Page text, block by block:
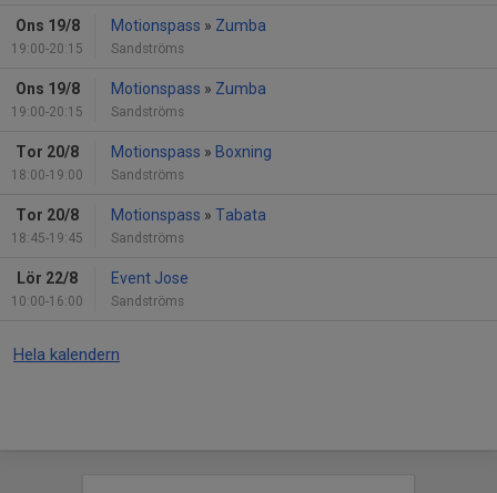
Ons 19/8
19:00-20:15
Motionspass » Zumba
Sandströms
Ons 19/8
19:00-20:15
Motionspass » Zumba
Sandströms
Tor 20/8
18:00-19:00
Motionspass » Boxning
Sandströms
Tor 20/8
18:45-19:45
Motionspass » Tabata
Sandströms
Lör 22/8
10:00-16:00
Event Jose
Sandströms
Hela kalendern